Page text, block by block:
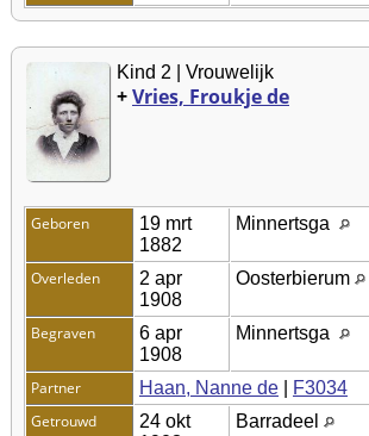
Kind 2 | Vrouwelijk
+Vries, Froukje de
Geboren
19 mrt
1882
Minnertsga
Overleden
2 apr
1908
Oosterbierum
Begraven
6 apr
1908
Minnertsga
Partner Haan, Nanne de
F3034
Getrouwd
24 okt
Barradeel